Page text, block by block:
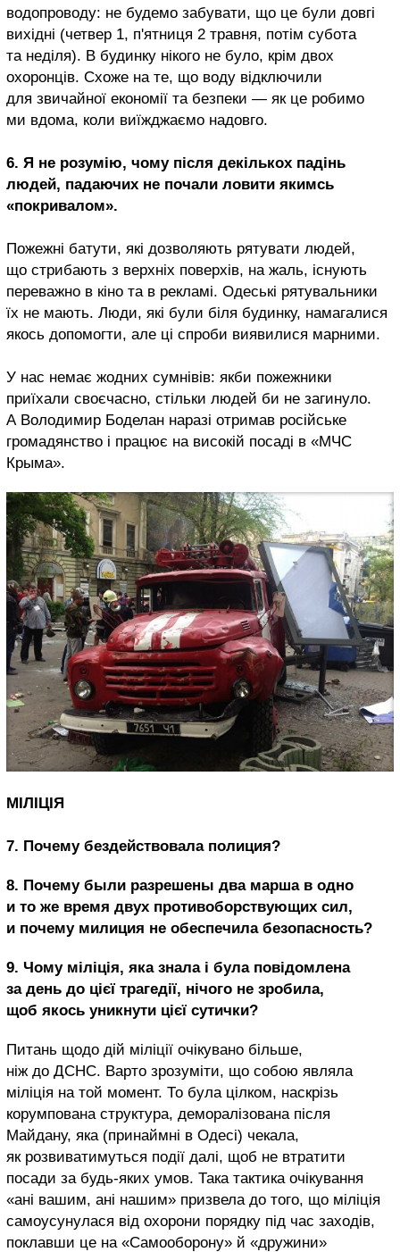
водопроводу: не будемо забувати, що це були довгі
вихідні (четвер 1, п'ятниця 2 травня, потім субота
та неділя). В будинку нікого не було, крім двох
охоронців. Схоже на те, що воду відключили
для звичайної економії та безпеки — як це робимо
ми вдома, коли виїжджаємо надовго.
6. Я не розумію, чому після декількох падінь
людей, падаючих не почали ловити якимсь
«покривалом».
Пожежні батути, які дозволяють рятувати людей,
що стрибають з верхніх поверхів, на жаль, існують
переважно в кіно та в рекламі. Одеські рятувальники
їх не мають. Люди, які були біля будинку, намагалися
якось допомогти, але ці спроби виявилися марними.
У нас немає жодних сумнівів: якби пожежники
приїхали своєчасно, стільки людей би не загинуло.
А Володимир Боделан наразі отримав російське
громадянство і працює на високій посаді в «МЧС
Крыма».
МІЛІЦІЯ
7. Почему бездействовала полиция?
8. Почему были разрешены два марша в одно
и то же время двух противоборствующих сил,
и почему милиция не обеспечила безопасность?
9. Чому міліція, яка знала і була повідомлена
за день до цієї трагедії, нічого не зробила,
щоб якось уникнути цієї сутички?
Питань щодо дій міліції очікувано більше,
ніж до ДСНС. Варто зрозуміти, що собою являла
міліція на той момент. То була цілком, наскрізь
корумпована структура, деморалізована після
Майдану, яка (принаймні в Одесі) чекала,
як розвиватимуться події далі, щоб не втратити
посади за будь-яких умов. Така тактика очікування
«ані вашим, ані нашим» призвела до того, що міліція
самоусунулася від охорони порядку під час заходів,
поклавши це на «Самооборону» й «дружини»